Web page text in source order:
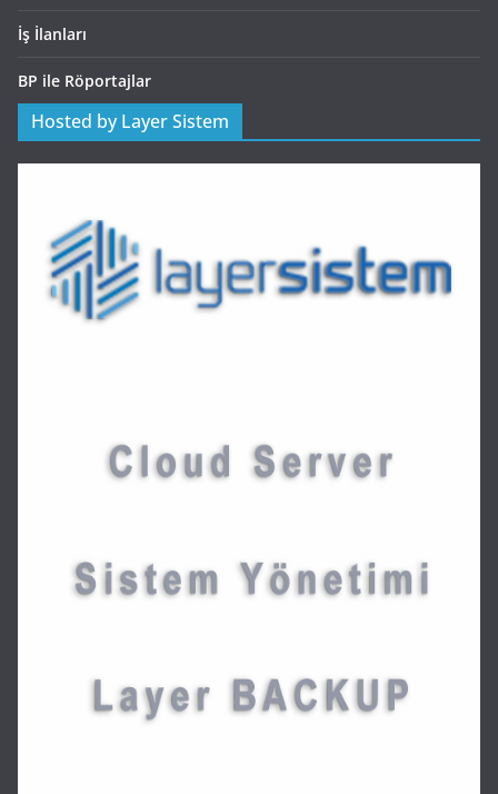
İş İlanları
BP ile Röportajlar
Hosted by Layer Sistem